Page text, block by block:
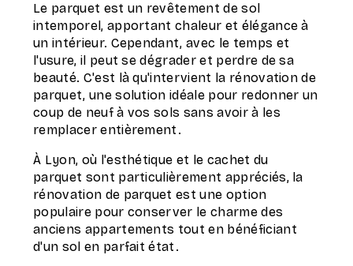
Le parquet est un revêtement de sol
intemporel, apportant chaleur et élégance à
un intérieur. Cependant, avec le temps et
l'usure, il peut se dégrader et perdre de sa
beauté. C'est là qu'intervient la rénovation de
parquet, une solution idéale pour redonner un
coup de neuf à vos sols sans avoir à les
remplacer entièrement.
À Lyon, où l'esthétique et le cachet du
parquet sont particulièrement appréciés, la
rénovation de parquet est une option
populaire pour conserver le charme des
anciens appartements tout en bénéficiant
d'un sol en parfait état.